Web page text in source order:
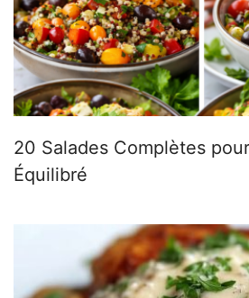
20 Salades Complètes
Équilibré